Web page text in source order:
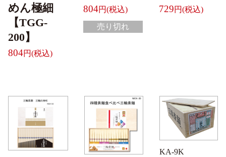
めん極細
【TGG-
200】
804
804
売り切れ
729
KA-9K